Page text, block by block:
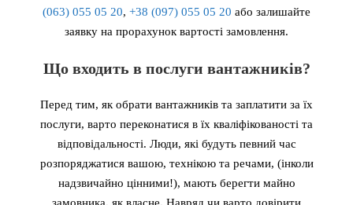
(063) 055 05 20, +38 (097) 055 05 20 або залишайте
заявку на прорахунок вартості замовлення.
Що входить в послуги вантажників?
Перед тим, як обрати вантажників та заплатити за їх
послуги, варто переконатися в їх кваліфікованості та
відповідальності. Люди, які будуть певний час
розпоряджатися вашою, технікою та речами, (інколи
надзвичайно цінними!), мають берегти майно